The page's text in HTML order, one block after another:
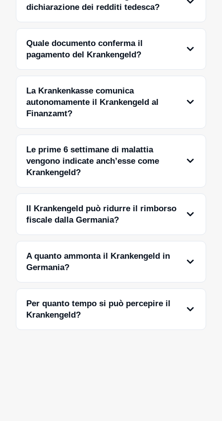
dichiarazione dei redditi tedesca?
Quale documento conferma il
pagamento del Krankengeld?
La Krankenkasse comunica
autonomamente il Krankengeld al
Finanzamt?
Le prime 6 settimane di malattia
vengono indicate anch’esse come
Krankengeld?
Il Krankengeld può ridurre il rimborso
fiscale dalla Germania?
A quanto ammonta il Krankengeld in
Germania?
Per quanto tempo si può percepire il
Krankengeld?